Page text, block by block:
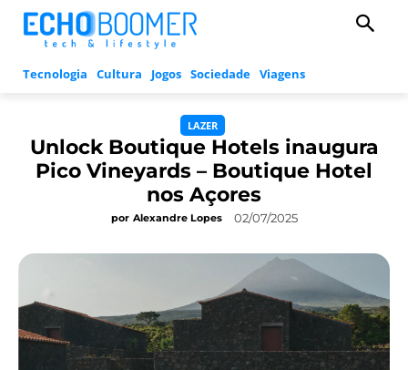
Tecnologia Cultura Jogos Sociedade Viagens
LAZER
Unlock Boutique Hotels inaugura
Pico Vineyards – Boutique Hotel
nos Açores
por Alexandre Lopes 02/07/2025